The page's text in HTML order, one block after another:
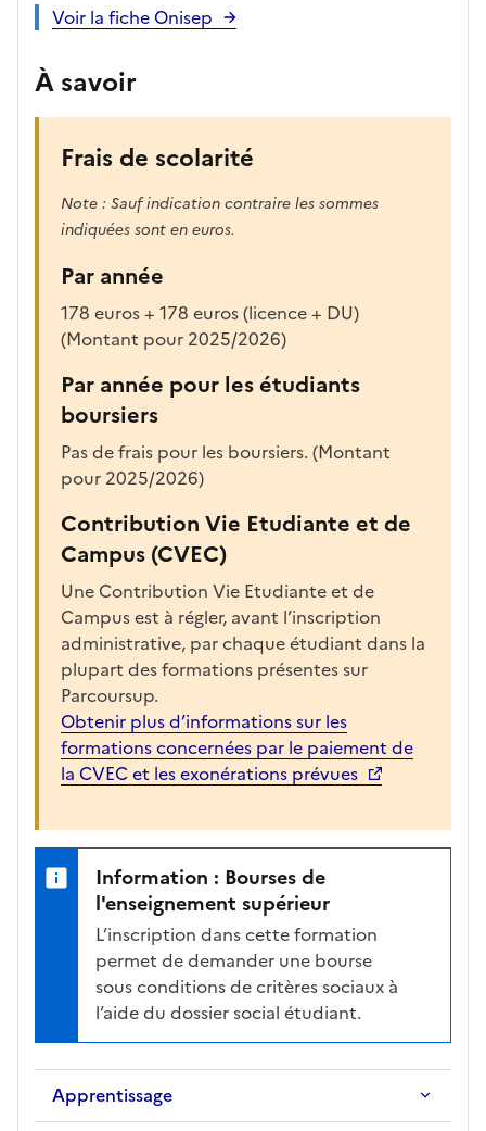
Voir la fiche Onisep
À savoir
Frais de scolarité
Note : Sauf indication contraire les sommes
indiquées sont en euros.
Par année
178 euros + 178 euros (licence + DU)
(Montant pour 2025/2026)
Par année pour les étudiants
boursiers
Pas de frais pour les boursiers. (Montant
pour 2025/2026)
Contribution Vie Etudiante et de
Campus (CVEC)
Une Contribution Vie Etudiante et de
Campus est à régler, avant l’inscription
administrative, par chaque étudiant dans la
plupart des formations présentes sur
Parcoursup.
Obtenir plus d’informations sur les
formations concernées par le paiement de
la CVEC et les exonérations prévues
Information : Bourses de
l'enseignement supérieur
L’inscription dans cette formation
permet de demander une bourse
sous conditions de critères sociaux à
l’aide du dossier social étudiant.
Apprentissage